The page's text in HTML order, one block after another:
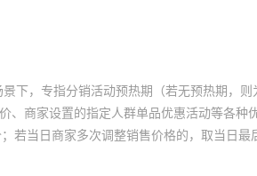
下，专指分销活动预热期（若无预热期，
商家设置的指定人群单品优惠活动等各种
当日商家多次调整销售价格的，取当日最